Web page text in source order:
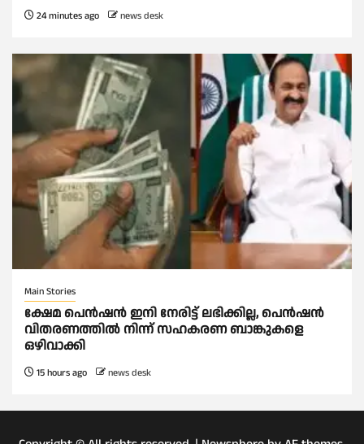
24 minutes ago news desk
Main Stories
ക്ഷേമ പെൻഷൻ ഇനി നേരിട്ട് ലഭിക്കില്ല, പെൻഷൻ
വിതരണത്തില്‍ നിന്ന് സഹകരണ ബാങ്കുകളെ
ഒഴിവാക്കി
15 hours ago news desk